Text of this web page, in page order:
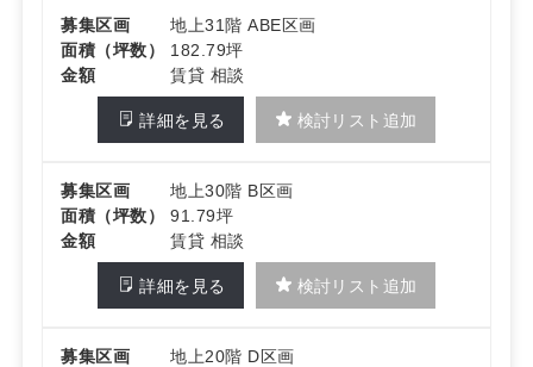
詳細はお問い合わせください
募集区画
地上31階 ABE区画
面積（坪数）
182.79坪
金額
賃貸 相談
詳細を見る 検討リスト追加
募集区画
地上30階 B区画
面積（坪数）
91.79坪
金額
賃貸 相談
詳細を見る 検討リスト追加
募集区画
地上20階 D区画